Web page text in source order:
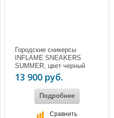
Городские сникерсы
INFLAME SNEAKERS
SUMMER, цвет черный
13 900 руб.
Подробнее
Сравнить